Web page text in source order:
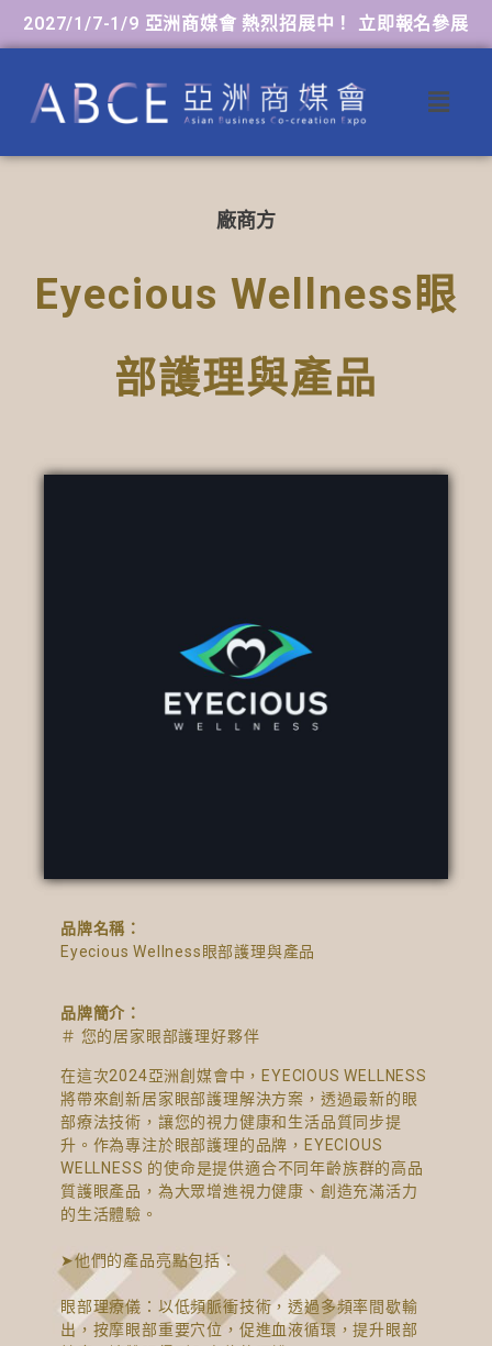
2027/1/7-1/9 亞洲商媒會 熱烈招展中！ 立即報名參展
廠商方
Eyecious Wellness眼
部護理與產品
品牌名稱：
Eyecious Wellness眼部護理與產品
品牌簡介：
＃ 您的居家眼部護理好夥伴
在這次2024亞洲創媒會中，EYECIOUS WELLNESS
將帶來創新居家眼部護理解決方案，透過最新的眼
部療法技術，讓您的視力健康和生活品質同步提
升。作為專注於眼部護理的品牌，EYECIOUS
WELLNESS 的使命是提供適合不同年齡族群的高品
質護眼產品，為大眾增進視力健康、創造充滿活力
的生活體驗。
➤他們的產品亮點包括：
眼部理療儀：以低頻脈衝技術，透過多頻率間歇輸
出，按摩眼部重要穴位，促進血液循環，提升眼部